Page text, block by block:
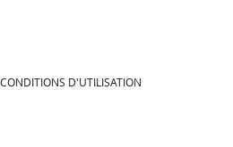
CONDITIONS D'UTILISATION